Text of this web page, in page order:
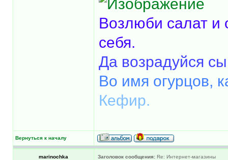
Возлюби салат и
себя.
Да возрадуйся
Во имя огурцов,
Кефир.
Вернуться к началу
marinochka Заголовок сообщения: Re: Интернет-магазины